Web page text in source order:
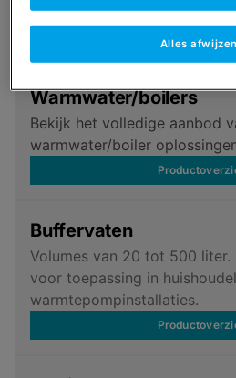
elektrische warmtepompen
Warmwater/boilers
Bekijk het volledige aanbod
warmwater/boiler
Buffervaten
Volumes van 20 tot 500
voor toepassing in
warmtepompinstallaties.
Alles afwijzen